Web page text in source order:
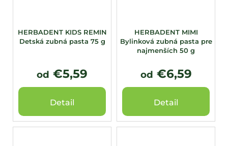
HERBADENT KIDS REMIN
Detská zubná pasta 75 g
od €5,59
Detail
HERBADENT MIMI
Bylinková zubná pasta pre
najmenších 50 g
od €6,59
Detail